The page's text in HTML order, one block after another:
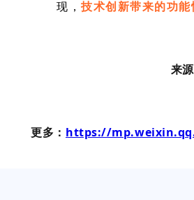
现，技术创新带来的功
来
更多： https://